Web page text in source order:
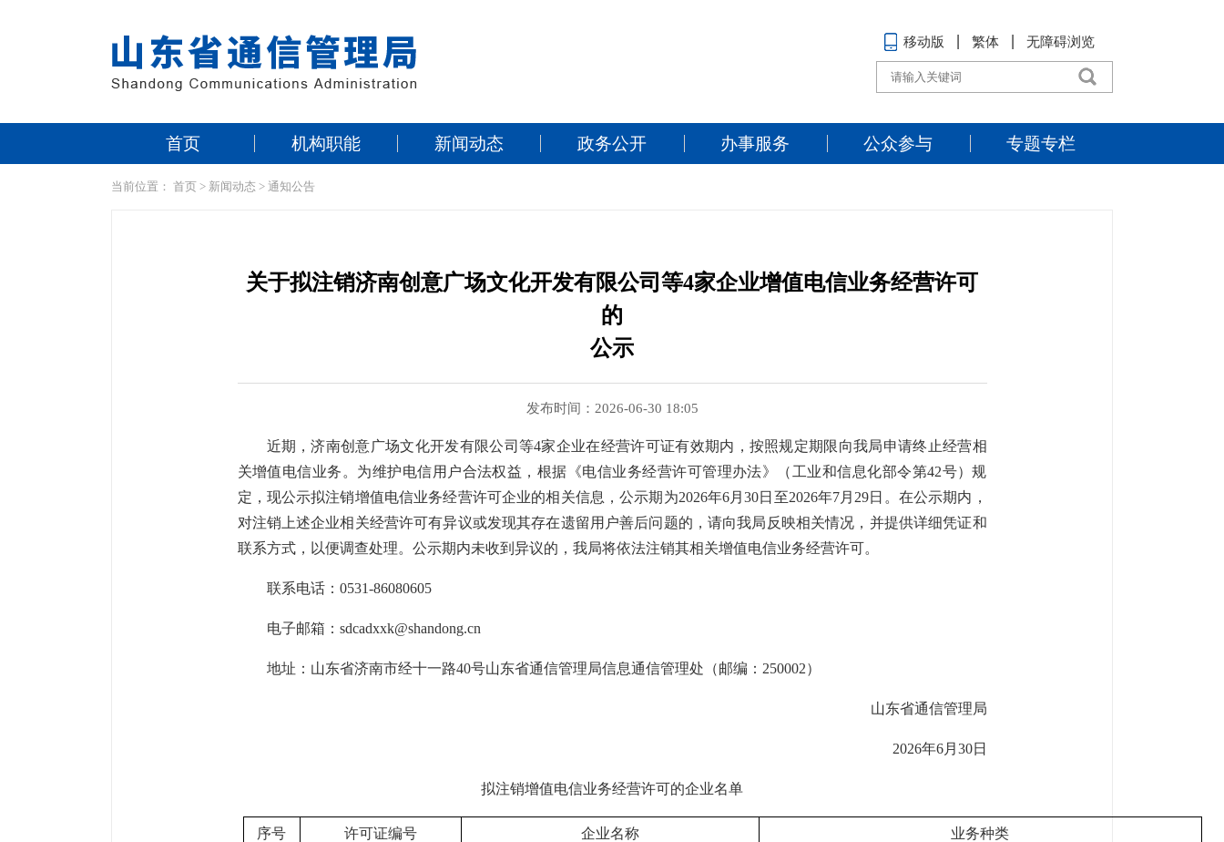
移动版 繁体 无障碍浏览
首页 机构职能 新闻动态 政务公开 办事服务 公众参与 专题专栏
当前位置： 首页 > 新闻动态 > 通知公告
关于拟注销济南创意广场文化开发有限公司等4家企业增值电信业务经营许可
的
公示
发布时间：2026-06-30 18:05
近期，济南创意广场文化开发有限公司等4家企业在经营许可证有效期内，按照规定期限向我局申请终止经营相
关增值电信业务。为维护电信用户合法权益，根据《电信业务经营许可管理办法》（工业和信息化部令第42号）规
定，现公示拟注销增值电信业务经营许可企业的相关信息，公示期为2026年6月30日至2026年7月29日。在公示期内，
对注销上述企业相关经营许可有异议或发现其存在遗留用户善后问题的，请向我局反映相关情况，并提供详细凭证和
联系方式，以便调查处理。公示期内未收到异议的，我局将依法注销其相关增值电信业务经营许可。
联系电话：0531-86080605
电子邮箱：sdcadxxk@shandong.cn
地址：山东省济南市经十一路40号山东省通信管理局信息通信管理处（邮编：250002）
山东省通信管理局
2026年6月30日
拟注销增值电信业务经营许可的企业名单
序号 许可证编号 企业名称 业务种类